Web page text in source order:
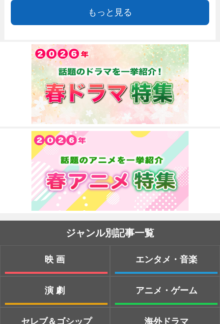
もっと見る
ジャンル別記事一覧
映画
演劇
セレブ＆ゴシップ
エンタメ・音楽
アニメ・ゲーム
海外ドラマ